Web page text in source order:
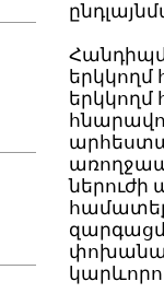
երկկողմ
ներուժի